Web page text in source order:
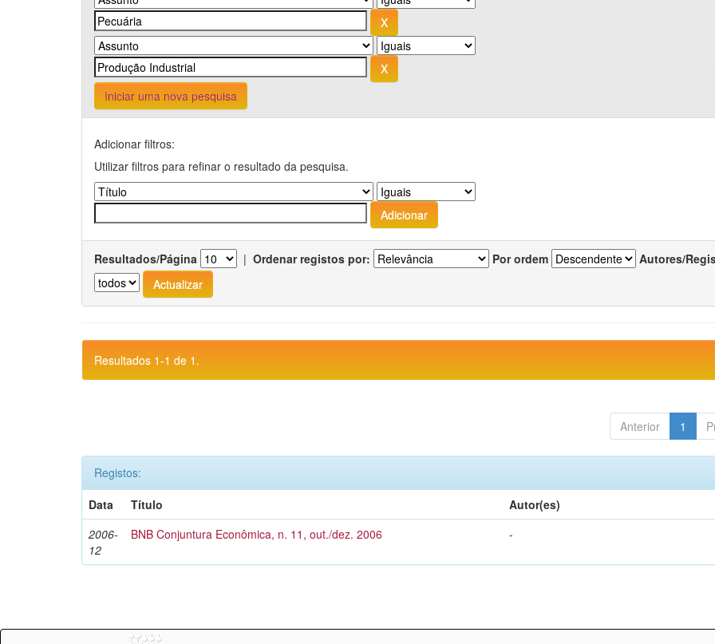
Iniciar uma nova pesquisa
Adicionar filtros:
Utilizar filtros para refinar o resultado da pesquisa.
Resultados/Página | Ordenar registos por: Por ordem Autores/
Resultados 1-1 de 1.
Anterior 1
Registos:
Data
Título
Autor(es)
2006-
12
BNB Conjuntura Econômica, n. 11, out./dez. 2006 -